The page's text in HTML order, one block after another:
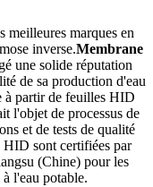
meilleures marques en
inverse.Membrane
une solide réputation
de sa production d'eau
à partir de feuilles HID
l'objet de processus de
et de tests de qualité
HID sont certifiées par
(Chine) pour les
à l'eau potable.